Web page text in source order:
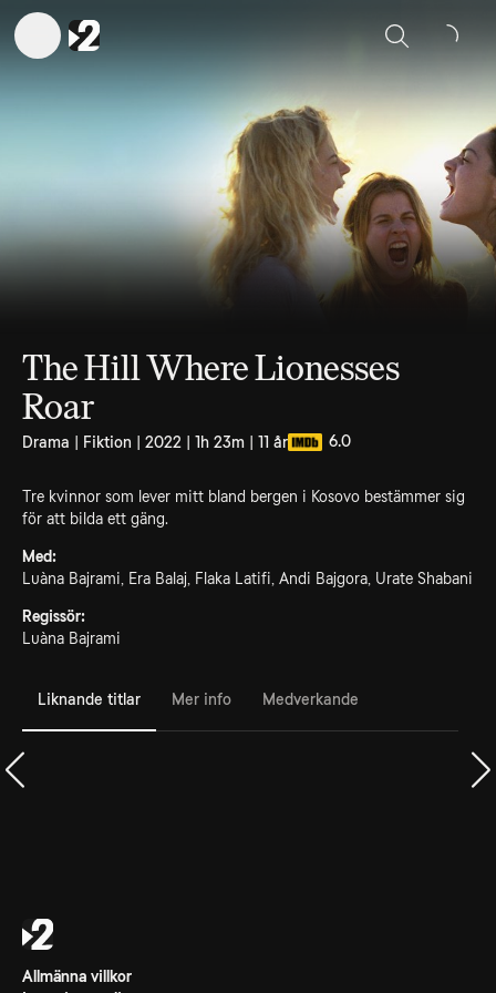
Sök
The Hill Where Lionesses
Roar
Drama | Fiktion | 2022 | 1h 23m | 11 år 6.0
Tre kvinnor som lever mitt bland bergen i Kosovo bestämmer sig
för att bilda ett gäng.
Med:
Luàna Bajrami, Era Balaj, Flaka Latifi, Andi Bajgora, Urate Shabani
Regissör:
Luàna Bajrami
Liknande titlar Mer info Medverkande
Allmänna villkor